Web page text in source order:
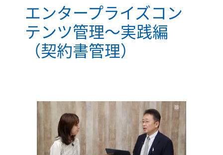
エンタープライズコン
テンツ管理～実践編
（契約書管理）